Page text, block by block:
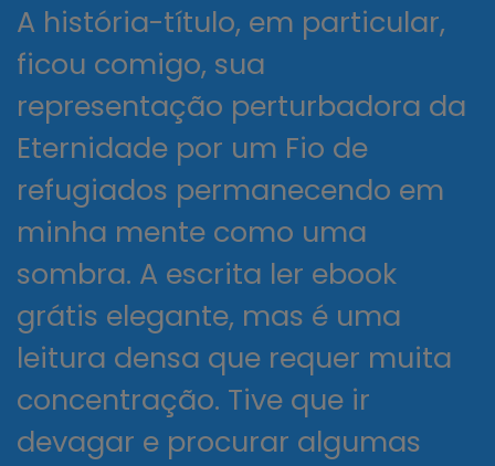
A história-título, em particular,
ficou comigo, sua
representação perturbadora da
Eternidade por um Fio de
refugiados permanecendo em
minha mente como uma
sombra. A escrita ler ebook
grátis elegante, mas é uma
leitura densa que requer muita
concentração. Tive que ir
devagar e procurar algumas